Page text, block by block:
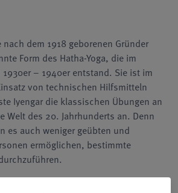
nach dem 1918 geborenen Gründer
Form des Hatha-Yoga, die im
– 1940er entstand. Sie ist im
von technischen Hilfsmitteln
Iyengar die klassischen Übungen an
Welt des 20. Jahrhunderts an. Denn
es auch weniger geübten und
ermöglichen, bestimmte